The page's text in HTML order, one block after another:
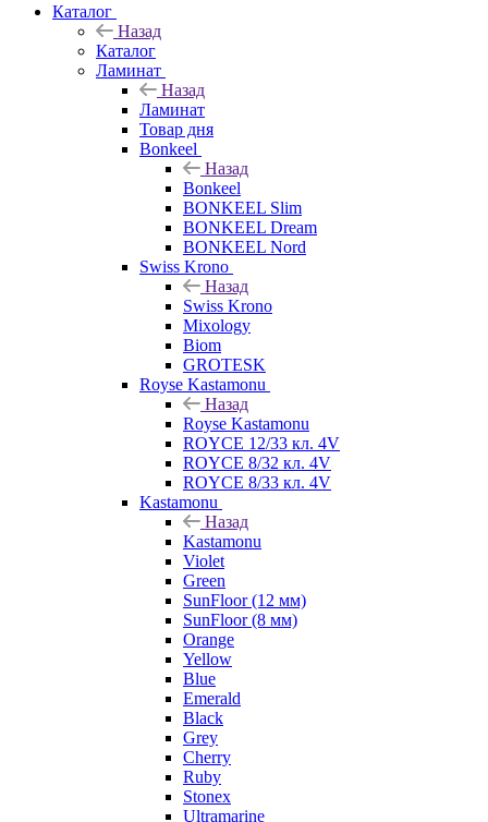
Каталог
Назад
Каталог
Ламинат
Назад
Ламинат
Товар дня
Bonkeel
Назад
Bonkeel
BONKEEL Slim
BONKEEL Dream
BONKEEL Nord
Swiss Krono
Назад
Swiss Krono
Mixology
Biom
GROTESK
Royse Kastamonu
Назад
Royse Kastamonu
ROYCE 12/33 кл. 4V
ROYCE 8/32 кл. 4V
ROYCE 8/33 кл. 4V
Kastamonu
Назад
Kastamonu
Violet
Green
SunFloor (12 мм)
SunFloor (8 мм)
Orange
Yellow
Blue
Emerald
Black
Grey
Cherry
Ruby
Stonex
Ultramarine